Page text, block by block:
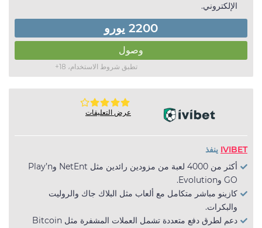
الإلكتروني.
2200 يورو
وصول
تطبق شروط الاستخدام، 18+
عرض التعليقات
IVIBET ينفذ
أكثر من 4000 لعبة من مزودين رائدين مثل NetEnt وPlay’n
GO وEvolution.
كازينو مباشر متكامل مع ألعاب مثل البلاك جاك والروليت
والبكرات.
دعم لطرق دفع متعددة تشمل العملات المشفرة مثل Bitcoin